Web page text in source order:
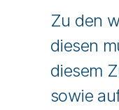
Zu den
diesen
diesem
sowie